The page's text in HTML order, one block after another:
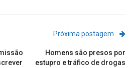
Próxima postagem
Homens são presos por
estupro e tráfico de drogas